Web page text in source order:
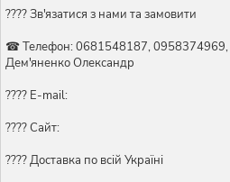
???? Зв'язатися з нами та замовити
☎ Телефон: 0681548187,
Дем'яненко Олександр
???? E-mail:
???? Сайт:
???? Доставка по всій Україні